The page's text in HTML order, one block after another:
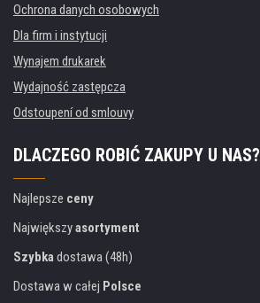
Ochrona danych osobowych
Dla firm i instytucji
Wynajem drukarek
Wydajność zastępcza
Odstoupení od smlouvy
DLACZEGO ROBIĆ ZAKUPY U NAS?
Najlepsze ceny
Największyasortyment
Szybka dostawa (48h)
Dostawa w całej Polsce